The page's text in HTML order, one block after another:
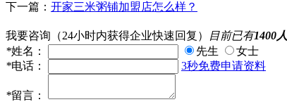
下一篇： 开家三米粥铺加盟店怎么样？
我要咨询 （24小时内获得企业快速回复） 目前已有1400人
*姓名： 先生
女士
*电话： 3秒免费申请资料
*留言：